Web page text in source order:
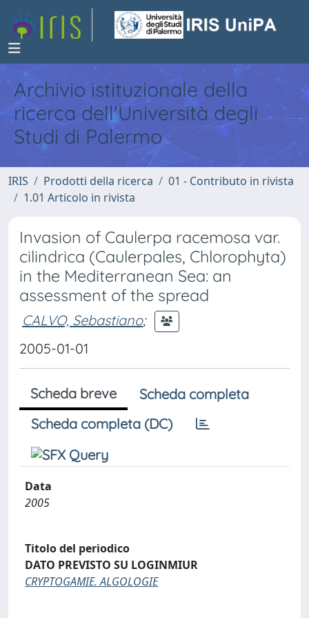
Archivio istituzionale della
ricerca dell'Università degli
Studi di Palermo
IRIS Prodotti della ricerca
01 - Contributo in rivista
1.01 Articolo in rivista
Invasion of Caulerpa racemosa var.
cilindrica (Caulerpales, Chlorophyta)
in the Mediterranean Sea: an
assessment of the spread
CALVO, Sebastiano;
2005-01-01
Scheda breve
Scheda completa
Scheda completa (DC)
Data
2005
Titolo del periodico
DATO PREVISTO SU LOGINMIUR
CRYPTOGAMIE. ALGOLOGIE